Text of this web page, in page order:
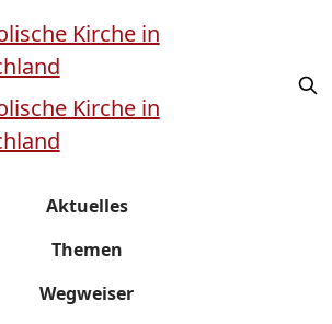
Aktuelles
Themen
Wegweiser